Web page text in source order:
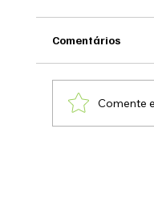
Comentários
Comente